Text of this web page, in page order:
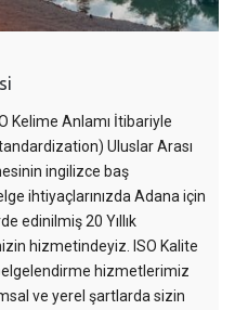
Kelime Anlamı İtibariyle
Uluslar Arası
ingilizce baş
ihtiyaçlarınızda Adana için
edinilmiş 20 Yıllık
hizmetindeyiz. ISO Kalite
hizmetlerimiz
ve yerel şartlarda sizin